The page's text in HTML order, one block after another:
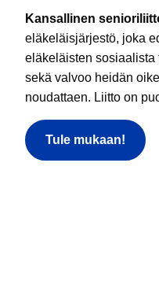
Kansallinen
eläkeläisjärjestö, joka
eläkeläisten
sekä valvoo heidän
noudattaen. Liitto on
Tule mukaan!